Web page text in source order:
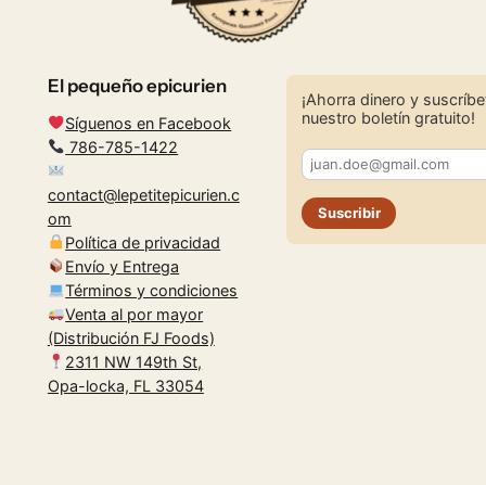
El pequeño epicurien
Síguenos en Facebook
786-785-1422
contact@lepetitepicurien.c
om
Política de privacidad
Envío y Entrega
Términos y condiciones
Venta al por mayor
(Distribución FJ Foods)
2311 NW 149th St,
Opa-locka, FL 33054
¡Ahorra dinero y
nuestro boletín gratuito!
Suscribir